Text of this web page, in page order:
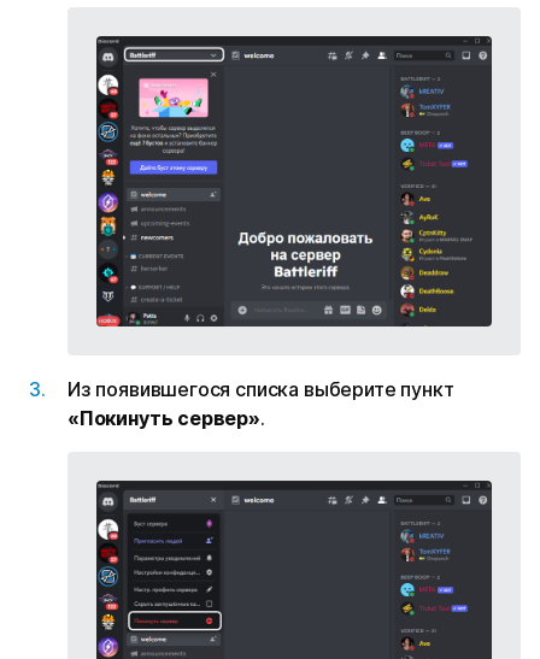
Из появившегося списка выберите пункт
«Покинуть сервер».